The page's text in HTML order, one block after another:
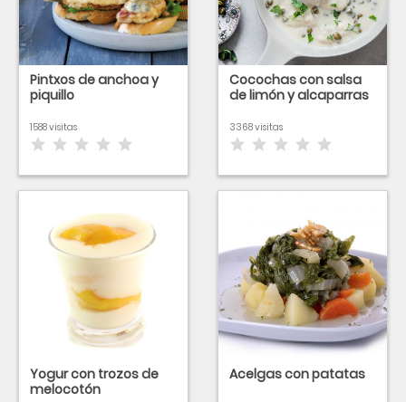
Pintxos de anchoa y
piquillo
1588 visitas
Cocochas con salsa
de limón y alcaparras
3368 visitas
Yogur con trozos de
melocotón
Acelgas con patatas